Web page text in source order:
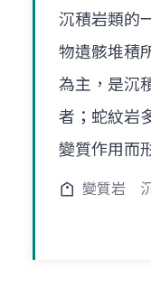
沉積岩類的
物遺骸堆積
為主，是沉
者；蛇紋岩
變質作用而
變質岩